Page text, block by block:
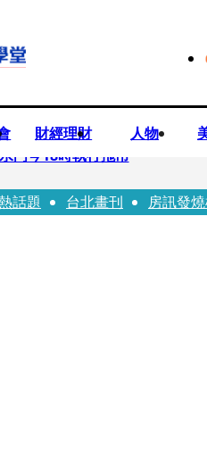
財經理財 人物
門今18時執行拖吊
子告白「爸爸I LOVE YOU
話題 台北畫刊 房訊發